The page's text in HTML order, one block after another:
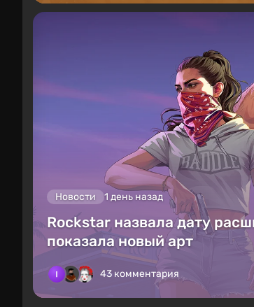
Новости 1 день назад
Rockstar назвала дату
показала новый арт
43 комментария